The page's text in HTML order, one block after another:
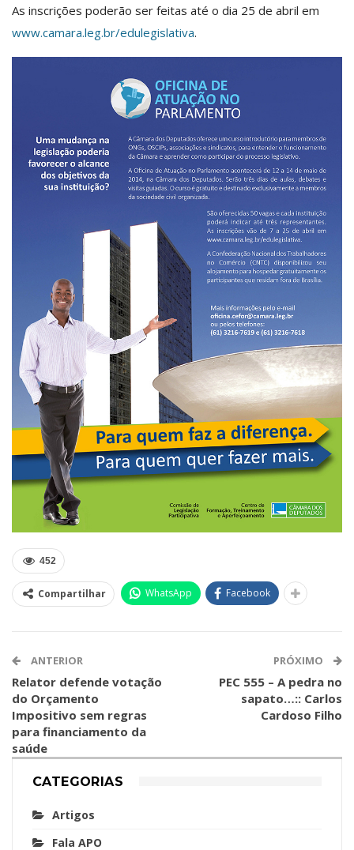
As inscrições poderão ser feitas até o dia 25 de abril em
www.camara.leg.br/edulegislativa.
452
Compartilhar WhatsApp Facebook
ANTERIOR
Relator defende votação
do Orçamento
Impositivo sem regras
para financiamento da
saúde
PRÓXIMO
PEC 555 – A pedra no
sapato…:: Carlos
Cardoso Filho
CATEGORIAS
Artigos
Fala APO